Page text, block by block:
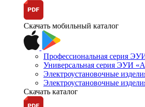
Скачать мобильный каталог
Профессиональная серия
Универсальная серия ЭУИ
Электроустановочные
Электроустановочные
Скачать каталог